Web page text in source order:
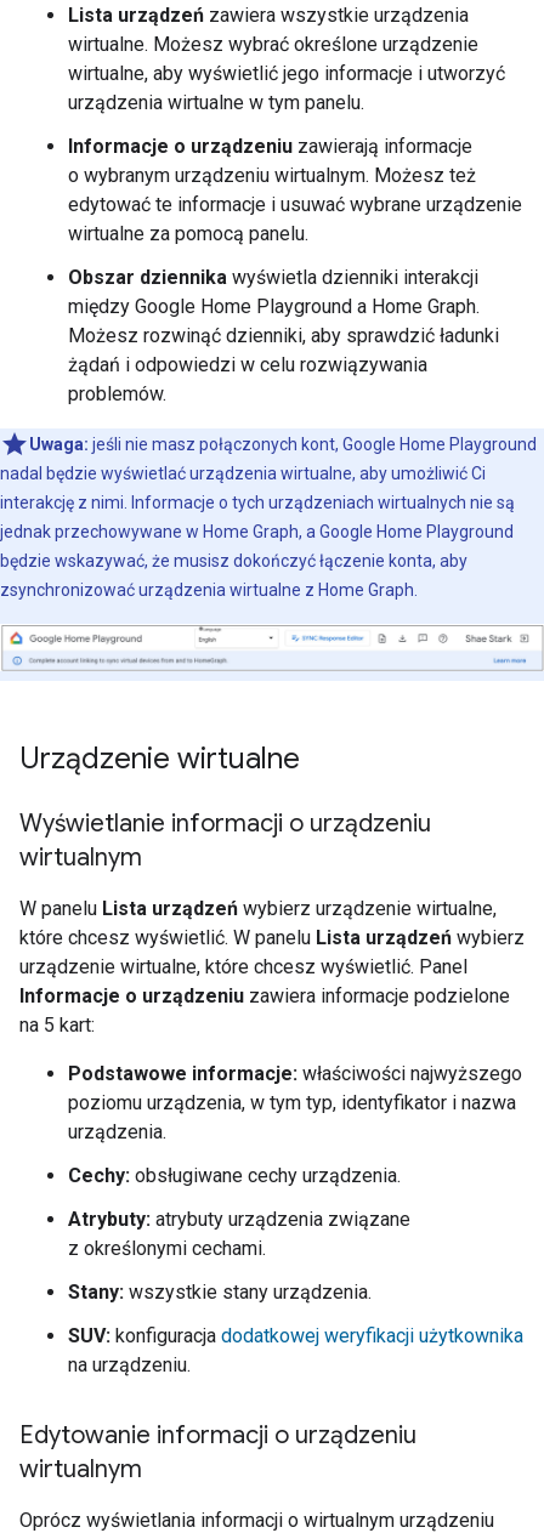
Lista urządzeń zawiera wszystkie urządzenia
wirtualne. Możesz wybrać określone urządzenie
wirtualne, aby wyświetlić jego informacje i utworzyć
urządzenia wirtualne w tym panelu.
Informacje o urządzeniu zawierają informacje
o wybranym urządzeniu wirtualnym. Możesz też
edytować te informacje i usuwać wybrane urządzenie
wirtualne za pomocą panelu.
Obszar dziennika wyświetla dzienniki interakcji
między Google Home Playground a Home Graph.
Możesz rozwinąć dzienniki, aby sprawdzić ładunki
żądań i odpowiedzi w celu rozwiązywania
problemów.
Uwaga: jeśli nie masz połączonych kont, Google Home Playground
nadal będzie wyświetlać urządzenia wirtualne, aby umożliwić Ci
interakcję z nimi. Informacje o tych urządzeniach wirtualnych nie są
jednak przechowywane w Home Graph, a Google Home Playground
będzie wskazywać, że musisz dokończyć łączenie konta, aby
zsynchronizować urządzenia wirtualne z Home Graph
Urządzenie wirtualne
Wyświetlanie informacji o urządzeniu
wirtualnym
W panelu Lista urządzeń wybierz urządzenie wirtualne,
które chcesz wyświetlić. W panelu Lista urządzeń wybierz
urządzenie wirtualne, które chcesz wyświetlić. Panel
Informacje o urządzeniu zawiera informacje podzielone
na 5 kart:
Podstawowe informacje: właściwości najwyższego
poziomu urządzenia, w tym typ, identyfikator i nazwa
urządzenia.
Cechy: obsługiwane cechy urządzenia.
Atrybuty: atrybuty urządzenia związane
z określonymi cechami.
Stany: wszystkie stany urządzenia.
SUV: konfiguracja dodatkowej weryfikacji użytkownika
na urządzeniu.
Edytowanie informacji o urządzeniu
wirtualnym
Oprócz wyświetlania informacji o wirtualnym urządzeniu